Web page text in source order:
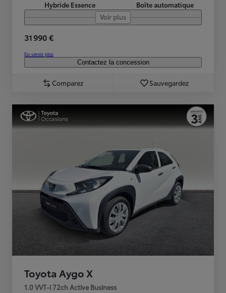
Hybride Essence
Boîte automatique
Voir plus
31 990 €
En savoir plus
Contactez la concession
Comparez Sauvegardez
Toyota Aygo X
1.0 VVT-i 72ch Active Business